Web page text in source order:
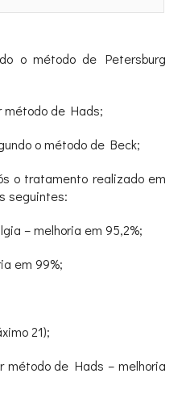
o método de Petersburg
método de Hads;
o método de Beck;
o tratamento realizado em
seguintes:
– melhoria em 95,2%;
em 99%;
21);
método de Hads – melhoria